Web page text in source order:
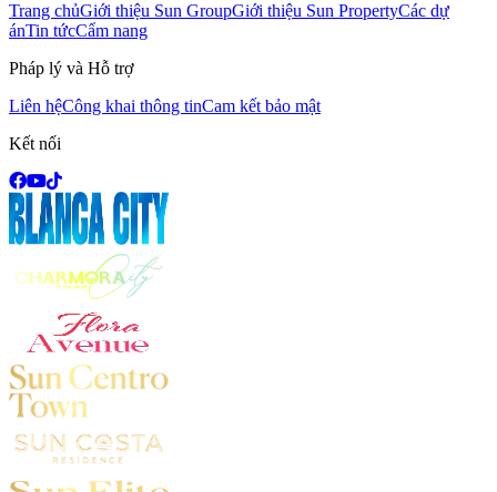
Trang chủGiới thiệu Sun GroupGiới thiệu Sun PropertyCác dự
ánTin tứcCẩm nang
Pháp lý và Hỗ trợ
Liên hệCông khai thông tinCam kết bảo mật
Kết nối